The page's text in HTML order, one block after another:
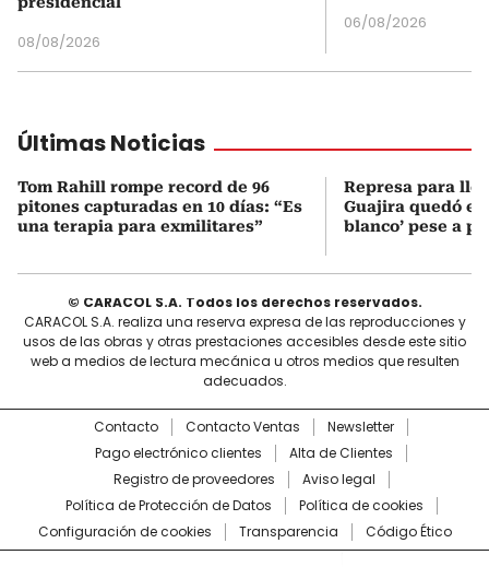
08/08/2026
06/08/2026
Últimas Noticias
Tom Rahill rompe record de 96
pitones capturadas en 10 días: “Es
una terapia para exmilitares”
Represa para
Guajira quedó en
blanco’ pese a
© CARACOL S.A. Todos los derechos reservados.
CARACOL S.A. realiza una reserva expresa de las reproducciones y
usos de las obras y otras prestaciones accesibles desde este sitio
web a medios de lectura mecánica u otros medios que resulten
adecuados.
Contacto Contacto Ventas
Newsletter
Pago electrónico clientes
Alta de Clientes
Registro de proveedores
Aviso legal
Política de Protección de Datos
Política de cookies
Configuración de cookies
Transparencia Código Ético